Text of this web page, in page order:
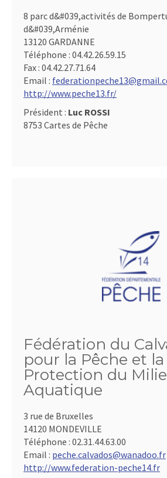
8 parc d&#039,activités de
d&#039,Arménie
13120 GARDANNE
Téléphone : 04.42.26.59.15
Fax : 04.42.27.71.64
Email :
http://www.peche13.fr/
Président : Luc ROSSI
8753 Cartes de Pêche
Fédération du
pour la Pêche et la
Protection du
Aquatique
3 rue de Bruxelles
14120 MONDEVILLE
Téléphone : 02.31.44.63.00
Email : peche.calvados@wanadoo.fr
http://www.federation-peche14.fr